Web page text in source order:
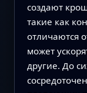
создают
такие как
отличаются
может
другие. До